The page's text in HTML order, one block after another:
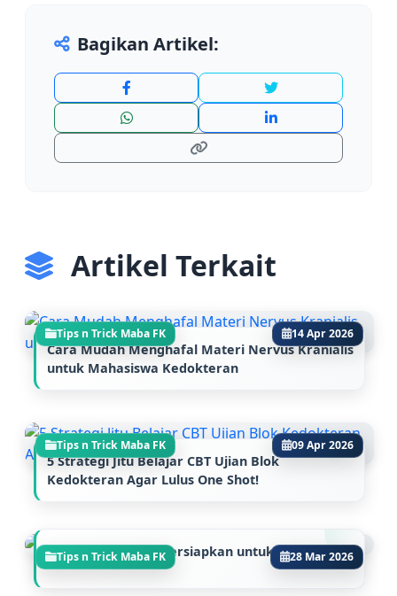
kewajiban dokter terhadap pasien
materi ujian bioetik
etika profesi kedokteran
Medical student indonesia
alat kedokteran mahasiswa
IDI ikatan dokter indonesia
malpraktik medis
primum non nocere integritas dokter.
Bagikan Artikel:
Artikel Terkait
Tips n Trick Maba FK 14 Apr 2026
Cara Mudah Menghafal Materi Nervus Kranialis
untuk Mahasiswa Kedokteran
Tips n Trick Maba FK 09 Apr 2026
5 Strategi Jitu Belajar CBT Ujian Blok
Kedokteran Agar Lulus One Shot!
Tips n Trick Maba FK 28 Mar 2026
Hal yang Harus Dipersiapkan untuk Lulus SNBP